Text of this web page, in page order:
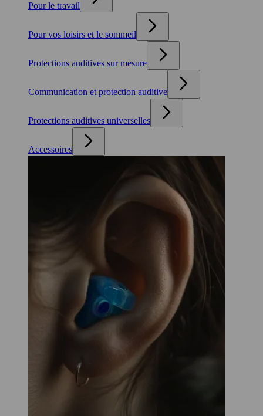
Pour le travail
Pour vos loisirs et le sommeil
Protections auditives sur mesure
Communication et protection auditive
Protections auditives universelles
Accessoires